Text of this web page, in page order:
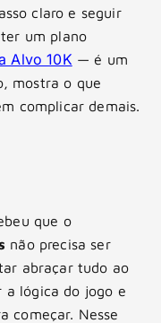
claro e seguir
um plano
Alvo 10K — é um
mostra o que
complicar demais.
que o
não precisa ser
abraçar tudo ao
a lógica do jogo e
começar. Nesse